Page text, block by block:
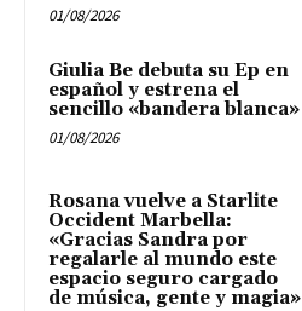
01/08/2026
Giulia Be debuta su Ep en
español y estrena el
sencillo «bandera blanca»
01/08/2026
Rosana vuelve a Starlite
Occident Marbella:
«Gracias Sandra por
regalarle al mundo este
espacio seguro cargado
de música, gente y magia»